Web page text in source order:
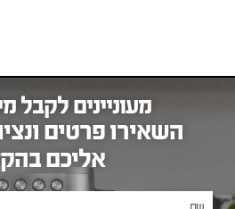
מעוניינים לקבל
השאירו פרטים
אליכם